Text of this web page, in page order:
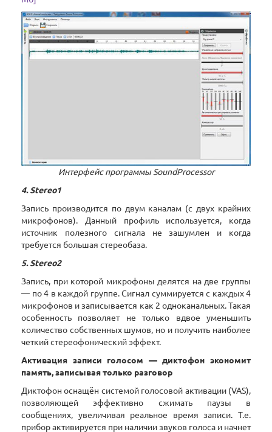
Интерфейс программы SoundProcessor
4. Stereo1
Запись производится по двум каналам (с двух крайних
микрофонов). Данный профиль используется, когда
источник полезного сигнала не зашумлен и когда
требуется большая стереобаза.
5. Stereo2
Запись, при которой микрофоны делятся на две группы
— по 4 в каждой группе. Сигнал суммируется с каждых 4
микрофонов и записывается как 2 одноканальных. Такая
особенность позволяет не только вдвое уменьшить
количество собственных шумов, но и получить наиболее
четкий стереофонический эффект.
Активация записи голосом — диктофон экономит
память, записывая только разговор
Диктофон оснащён системой голосовой активации (VAS),
позволяющей эффективно сжимать паузы в
сообщениях, увеличивая реальное время записи. Т.е.
прибор активируется при наличии звуков голоса и начнет